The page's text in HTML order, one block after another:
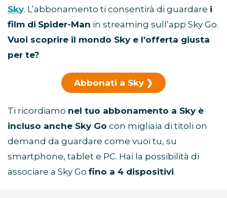
Sky. L’abbonamento ti consentirà di guardare i
film di Spider-Man in streaming sull’app Sky Go.
Vuoi scoprire il mondo Sky e l’offerta giusta
per te?
Abbonati a Sky
Ti ricordiamo nel tuo abbonamento a Sky è
incluso anche Sky Go con migliaia di titoli on
demand da guardare come vuoi tu, su
smartphone, tablet e PC. Hai la possibilità di
associare a Sky Go fino a 4 dispositivi.